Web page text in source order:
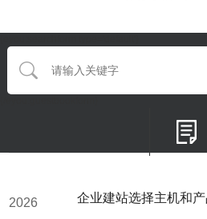
2026 企业建站选择主机和